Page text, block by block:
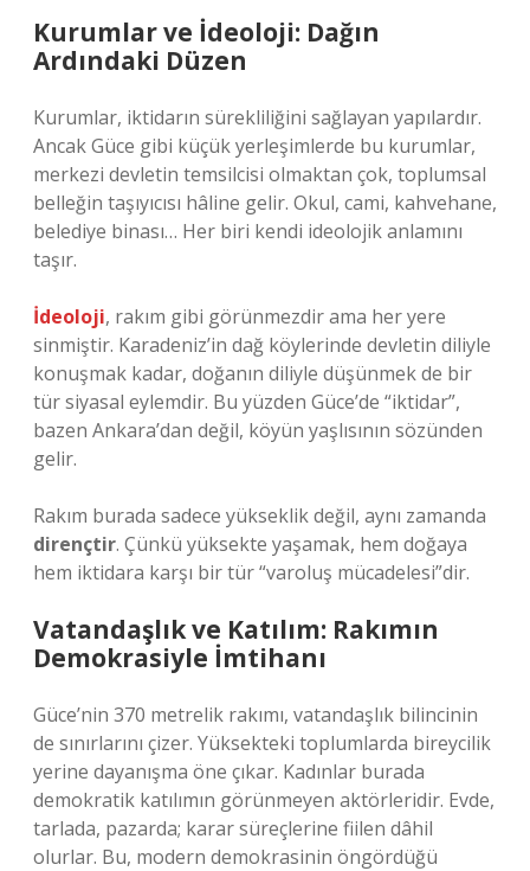
Kurumlar ve İdeoloji: Dağın
Ardındaki Düzen
Kurumlar, iktidarın sürekliliğini sağlayan yapılardır.
Ancak Güce gibi küçük yerleşimlerde bu kurumlar,
merkezi devletin temsilcisi olmaktan çok, toplumsal
belleğin taşıyıcısı hâline gelir. Okul, cami, kahvehane,
belediye binası… Her biri kendi ideolojik anlamını
taşır.
İdeoloji, rakım gibi görünmezdir ama her yere
sinmiştir. Karadeniz’in dağ köylerinde devletin diliyle
konuşmak kadar, doğanın diliyle düşünmek de bir
tür siyasal eylemdir. Bu yüzden Güce’de “iktidar”,
bazen Ankara’dan değil, köyün yaşlısının sözünden
gelir.
Rakım burada sadece yükseklik değil, aynı zamanda
dirençtir. Çünkü yüksekte yaşamak, hem doğaya
hem iktidara karşı bir tür “varoluş mücadelesi”dir.
Vatandaşlık ve Katılım: Rakımın
Demokrasiyle İmtihanı
Güce’nin 370 metrelik rakımı, vatandaşlık bilincinin
de sınırlarını çizer. Yüksekteki toplumlarda bireycilik
yerine dayanışma öne çıkar. Kadınlar burada
demokratik katılımın görünmeyen aktörleridir. Evde,
tarlada, pazarda; karar süreçlerine fiilen dâhil
olurlar. Bu, modern demokrasinin öngördüğü